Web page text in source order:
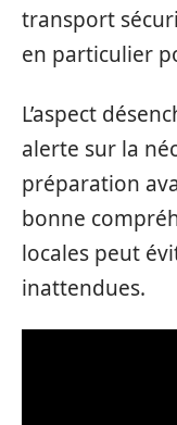
transport
en particulier
L’aspect
alerte sur la
préparation
bonne
locales peut
inattendues.